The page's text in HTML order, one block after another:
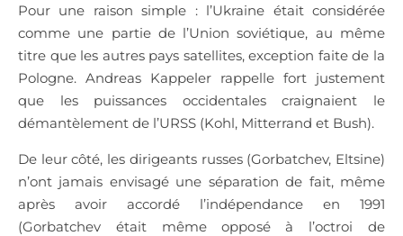
Pour une raison simple : l’Ukraine était considérée
comme une partie de l’Union soviétique, au même
titre que les autres pays satellites, exception faite de la
Pologne. Andreas Kappeler rappelle fort justement
que les puissances occidentales craignaient le
démantèlement de l’URSS (Kohl, Mitterrand et Bush).
De leur côté, les dirigeants russes (Gorbatchev, Eltsine)
n’ont jamais envisagé une séparation de fait, même
après avoir accordé l’indépendance en 1991
(Gorbatchev était même opposé à l’octroi de